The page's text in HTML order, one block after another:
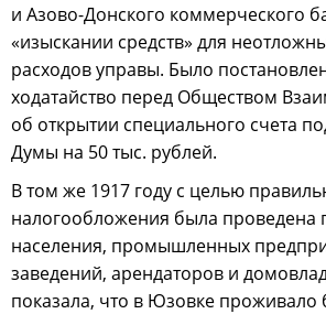
и Азово-Донского коммерческого
«изыскании средств» для
расходов управы. Было
ходатайство перед Обществом
об открытии специального счета
Думы на 50 тыс. рублей.
В том же 1917 году с целью
налогообложения была проведена
населения, промышленных
заведений, арендаторов и
показала, что в Юзовке проживало